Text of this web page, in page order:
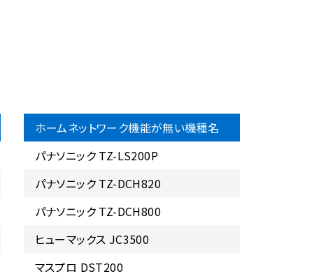
ホームネットワーク機能が無い機種名
パナソニック TZ-LS200P
パナソニック TZ-DCH820
パナソニック TZ-DCH800
ヒューマックス JC3500
マスプロ DST200